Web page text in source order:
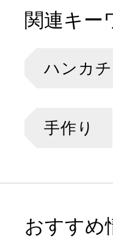
関連キー
ハンカチ
手作り
おすすめ